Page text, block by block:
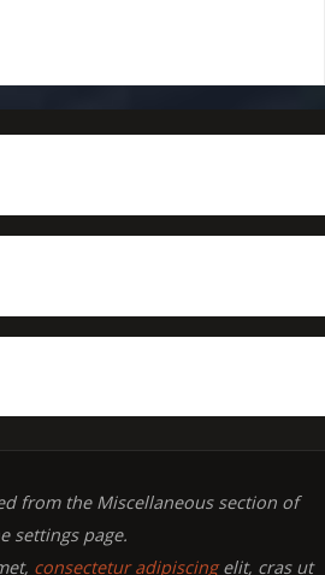
from the Miscellaneous section of
settings page.
consectetur adipiscingelit, cras ut